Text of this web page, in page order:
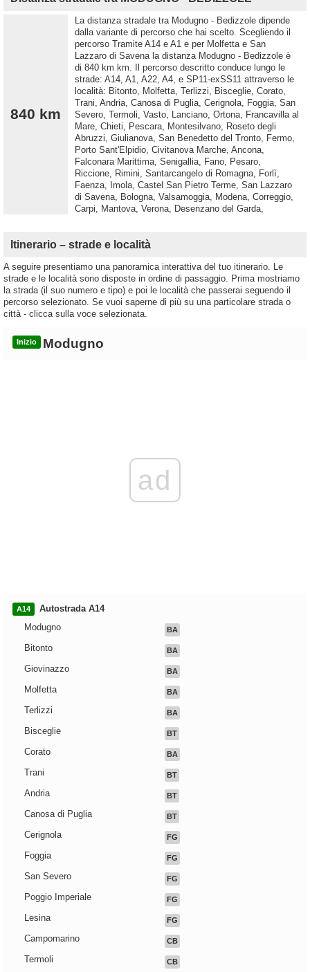
840 km
La distanza stradale tra Modugno - Bedizzole dipende
dalla variante di percorso che hai scelto. Scegliendo il
percorso Tramite A14 e A1 e per Molfetta e San
Lazzaro di Savena la distanza Modugno - Bedizzole è
di 840 km km. Il percorso descritto conduce lungo le
strade: A14, A1, A22, A4, e SP11-exSS11 attraverso le
località: Bitonto, Molfetta, Terlizzi, Bisceglie, Corato,
Trani, Andria, Canosa di Puglia, Cerignola, Foggia, San
Severo, Termoli, Vasto, Lanciano, Ortona, Francavilla al
Mare, Chieti, Pescara, Montesilvano, Roseto degli
Abruzzi, Giulianova, San Benedetto del Tronto, Fermo,
Porto Sant'Elpidio, Civitanova Marche, Ancona,
Falconara Marittima, Senigallia, Fano, Pesaro,
Riccione, Rimini, Santarcangelo di Romagna, Forlì,
Faenza, Imola, Castel San Pietro Terme, San Lazzaro
di Savena, Bologna, Valsamoggia, Modena, Correggio,
Carpi, Mantova, Verona, Desenzano del Garda,
Itinerario – strade e località
A seguire presentiamo una panoramica interattiva del tuo itinerario. Le
strade e le località sono disposte in ordine di passaggio. Prima mostriamo
la strada (il suo numero e tipo) e poi le località che passerai seguendo il
percorso selezionato. Se vuoi saperne di più su una particolare strada o
città - clicca sulla voce selezionata.
Inizio Modugno
ad
A14
Autostrada A14
Modugno
BA
Bitonto BA
Giovinazzo BA
Molfetta BA
Terlizzi BA
Bisceglie BT
Corato BA
Trani BT
Andria BT
Canosa di Puglia BT
Cerignola FG
Foggia FG
San Severo FG
Poggio Imperiale FG
Lesina FG
Campomarino CB
Termoli CB